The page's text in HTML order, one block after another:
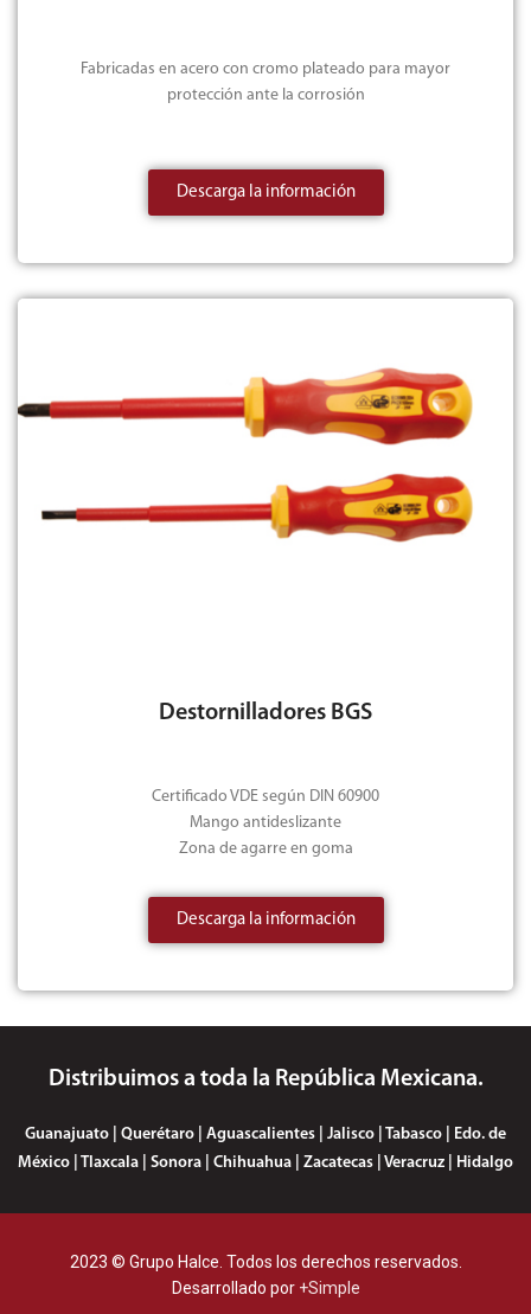
Fabricadas en acero con cromo plateado para mayor
protección ante la corrosión
Descarga la información
Destornilladores BGS
Certificado VDE según DIN 60900
Mango antideslizante
Zona de agarre en goma
Descarga la información
Distribuimos a toda la República Mexicana.
Guanajuato | Querétaro | Aguascalientes | Jalisco | Tabasco | Edo. de
México | Tlaxcala | Sonora | Chihuahua | Zacatecas | Veracruz | Hidalgo
2023 © Grupo Halce. Todos los derechos reservados.
Desarrollado por +Simple